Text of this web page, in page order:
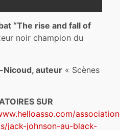
“The rise and fall of
noir champion du
Nicoud, auteur « Scènes
SUR
jack-johnson-au-black-